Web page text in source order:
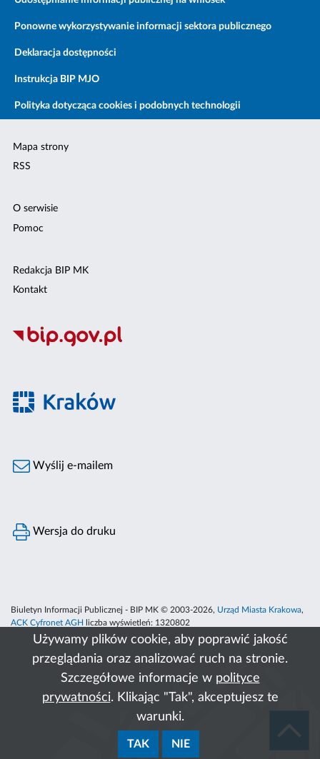
Używamy plików cookie, aby poprawić jakość
przeglądania oraz analizować ruch na stronie.
Szczegółowe informacje w polityce
prywatności. Klikając "Tak", akceptujesz te
warunki.
TAK NIE
Ponowne wykorzystywanie informacji sektora publicznego
Deklaracja dostępności
Instrukcja BIP MJO
Polityka dotycząca cookies i podobnych technologii
Mapa strony
RSS
O serwisie
Pomoc
Redakcja BIP MK
Kontakt
Wyślij e-mailem
Wersja do druku
Biuletyn Informacji Publicznej - BIP MK © 2003-2026, Urząd Miasta Krakowa,
ACK Cyfronet AGH liczba wyświetleń: 1320802